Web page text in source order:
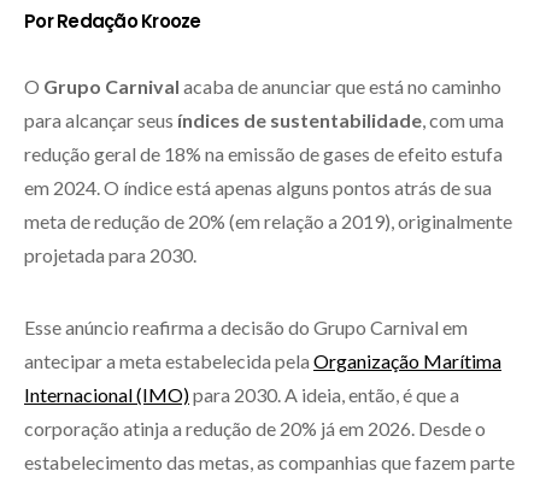
Por Redação Krooze
O Grupo Carnival acaba de anunciar que está no caminho
para alcançar seus índices de sustentabilidade , com uma
redução geral de 18% na emissão de gases de efeito estufa
em 2024. O índice está apenas alguns pontos atrás de sua
meta de redução de 20% (em relação a 2019), originalmente
projetada para 2030.
Esse anúncio reafirma a decisão do Grupo Carnival em
antecipar a meta estabelecida pela Organização Marítima
Internacional (IMO)para 2030. A ideia, então, é que a
corporação atinja a redução de 20% já em 2026. Desde o
estabelecimento das metas, as companhias que fazem parte